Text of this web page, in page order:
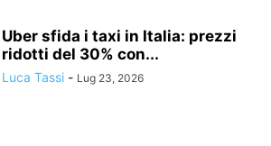
Uber sfida i taxi in Italia: prezzi
ridotti del 30% con...
Luca Tassi - Lug 23, 2026